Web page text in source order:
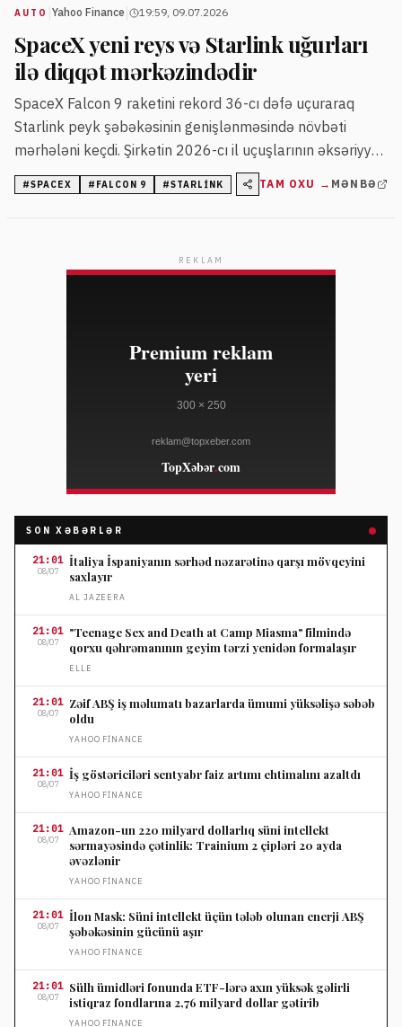
AUTO Yahoo Finance 19:59, 09.07.2026
SpaceX yeni reys və Starlink uğurları
ilə diqqət mərkəzindədir
SpaceX Falcon 9 raketini rekord 36-cı dəfə uçuraraq
Starlink peyk şəbəkəsinin genişlənməsində növbəti
mərhələni keçdi. Şirkətin 2026-cı il uçuşlarının əksəriyyəti
Starlink peyklərinin yerləşdirilməsinə yönəlib.
#SPACEX # FALCON 9 #STARLINK TAM OXU → MƏNBƏ
REKLAM
SON XƏBƏRLƏR
21:01
08/07
İtaliya İspaniyanın sərhəd nəzarətinə qarşı mövqeyini
saxlayır
AL JAZEERA
21:01
08/07
"Teenage Sex and Death at Camp Miasma" filmində
qorxu qəhrəmanının geyim tərzi yenidən formalaşır
ELLE
21:01
08/07
Zəif ABŞ iş məlumatı bazarlarda ümumi yüksəlişə səbəb
oldu
YAHOO FINANCE
21:01
08/07
İş göstəriciləri sentyabr faiz artımı ehtimalını azaltdı
YAHOO FINANCE
21:01
08/07
Amazon-un 220 milyard dollarlıq süni intellekt
sərmayəsində çətinlik: Trainium 2 çipləri 20 ayda
əvəzlənir
YAHOO FINANCE
21:01
08/07
İlon Mask: Süni intellekt üçün tələb olunan enerji ABŞ
şəbəkəsinin gücünü aşır
YAHOO FINANCE
21:01
08/07
Sülh ümidləri fonunda ETF-lərə axın yüksək gəlirli
istiqraz fondlarına 2,76 milyard dollar gətirib
YAHOO FINANCE